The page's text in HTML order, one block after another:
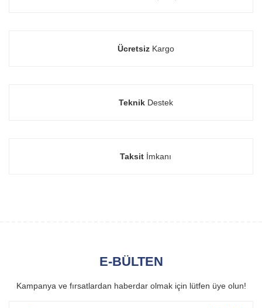
ÜcretsizKargo
TeknikDestek
Taksit İmkanı
E-BÜLTEN
Kampanya ve fırsatlardan haberdar olmak için lütfen üye olun!